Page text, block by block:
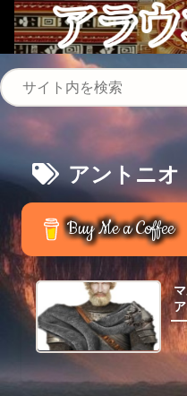
アントニオ
Buy Me a Coffee
ア